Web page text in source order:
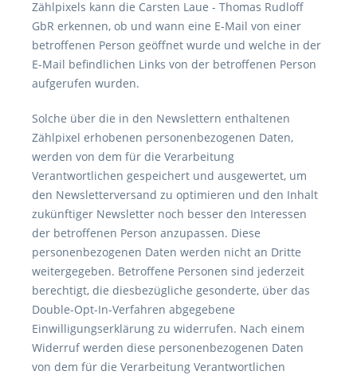
Zählpixels kann die Carsten Laue - Thomas Rudloff
GbR erkennen, ob und wann eine E-Mail von einer
betroffenen Person geöffnet wurde und welche in der
E-Mail befindlichen Links von der betroffenen Person
aufgerufen wurden.
Solche über die in den Newslettern enthaltenen
Zählpixel erhobenen personenbezogenen Daten,
werden von dem für die Verarbeitung
Verantwortlichen gespeichert und ausgewertet, um
den Newsletterversand zu optimieren und den Inhalt
zukünftiger Newsletter noch besser den Interessen
der betroffenen Person anzupassen. Diese
personenbezogenen Daten werden nicht an Dritte
weitergegeben. Betroffene Personen sind jederzeit
berechtigt, die diesbezügliche gesonderte, über das
Double-Opt-In-Verfahren abgegebene
Einwilligungserklärung zu widerrufen. Nach einem
Widerruf werden diese personenbezogenen Daten
von dem für die Verarbeitung Verantwortlichen